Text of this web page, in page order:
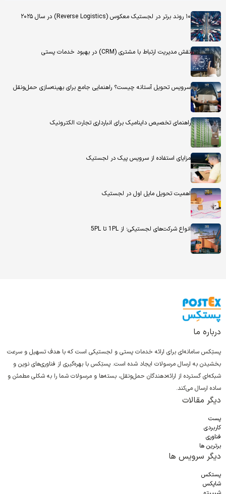
۱۰ روند برتر در لجستیک معکوس (Reverse Logistics) در سال ۲۰۲۵
نقش مدیریت ارتباط با مشتری (CRM) در بهبود خدمات پستی
سرویس تحویل آستانه چیست؟ راهنمایی جامع برای بهینه‌سازی حمل‌ونقل
راهنمای تخصیص داینامیک برای انبارداری تجارت الکترونیک
مزایای استفاده از سرویس پیک در لجستیک
اهمیت تحویل مایل اول در لجستیک
انواع شرکت‌های لجستیکی؛ از 1PL تا 5PL
درباره ما
پستِکس سامانه‌ای برای ارائه خدمات پستی و لجستیکی است که با هدف تسهیل و سرعت
بخشیدن به ارسال مرسولات ایجاد شده است. پستِکس با بهره‌گیری از فناوری‌های نوین و
شبکه‌ای گسترده از ارائه‌دهندگان حمل‌ونقل، بسته‌ها و مرسولات شما را به شکلی مطمئن و
ساده ارسال می‌کند.
دیگر مقالات
پست
کاربردی
فناوری
برترین ها
دیگر سرویس ها
پستکس
شاپکس